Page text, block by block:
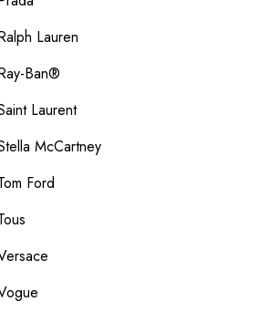
Lauren
Ban®
Laurent
McCartney
Ford